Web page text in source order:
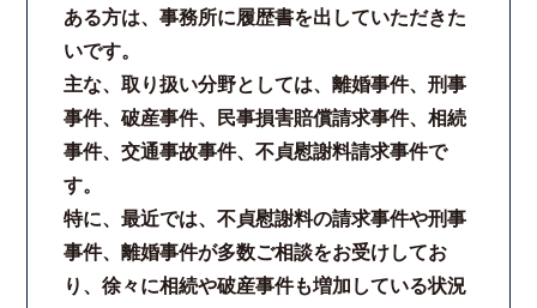
カウンセリング
法律相談継続サポートプラン
よくあるご質問
リモート相談
お知らせ
ある方は、事務所に履歴書を出していただきた
いです。
主な、取り扱い分野としては、離婚事件、刑事
事件、破産事件、民事損害賠償請求事件、相続
事件、交通事故事件、不貞慰謝料請求事件で
す。
特に、最近では、不貞慰謝料の請求事件や刑事
事件、離婚事件が多数ご相談をお受けしてお
り、徐々に相続や破産事件も増加している状況